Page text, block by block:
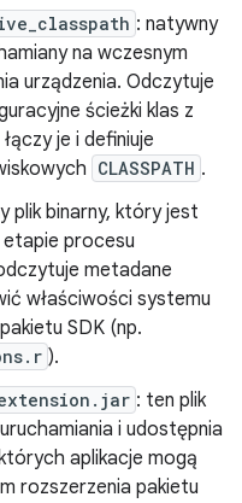
: natywny
na wczesnym
urządzenia. Odczytuje
ścieżki klas z
je i definiuje
CLASSPATH .
plik binarny, który jest
etapie procesu
metadane
właściwości systemu
SDK (np.
).
: ten plik
i udostępnia
aplikacje mogą
rozszerzenia pakietu